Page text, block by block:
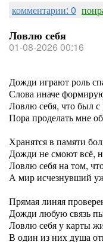
комментарии: 0
Ловлю себя
01-08-2026 00:16
Дожди играют роль
Слова иначе
Ловлю себя, что был с
Пора проделать мне
Хранятся в памяти
Дожди не смоют всё,
Ловлю себя на том,
А мир исчезнувший
Прямая линяя
Дожди любую связь
Ловлю себя у карты
В один из них душа